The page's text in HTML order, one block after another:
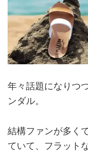
年々話題になりつ
ンダル。
結構ファンが多く
ていて、フラット